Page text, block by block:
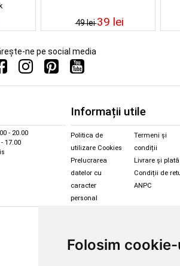
Folosim
49 lei39 lei
ne pe social media
- 20.00
17.00
Informații utile
Politica de
utilizare Cookies
Prelucrarea
datelor cu
caracter
personal
Termeni și
condiții
Livrare și plată
Condiții de
ANPC
Magazin snowboard